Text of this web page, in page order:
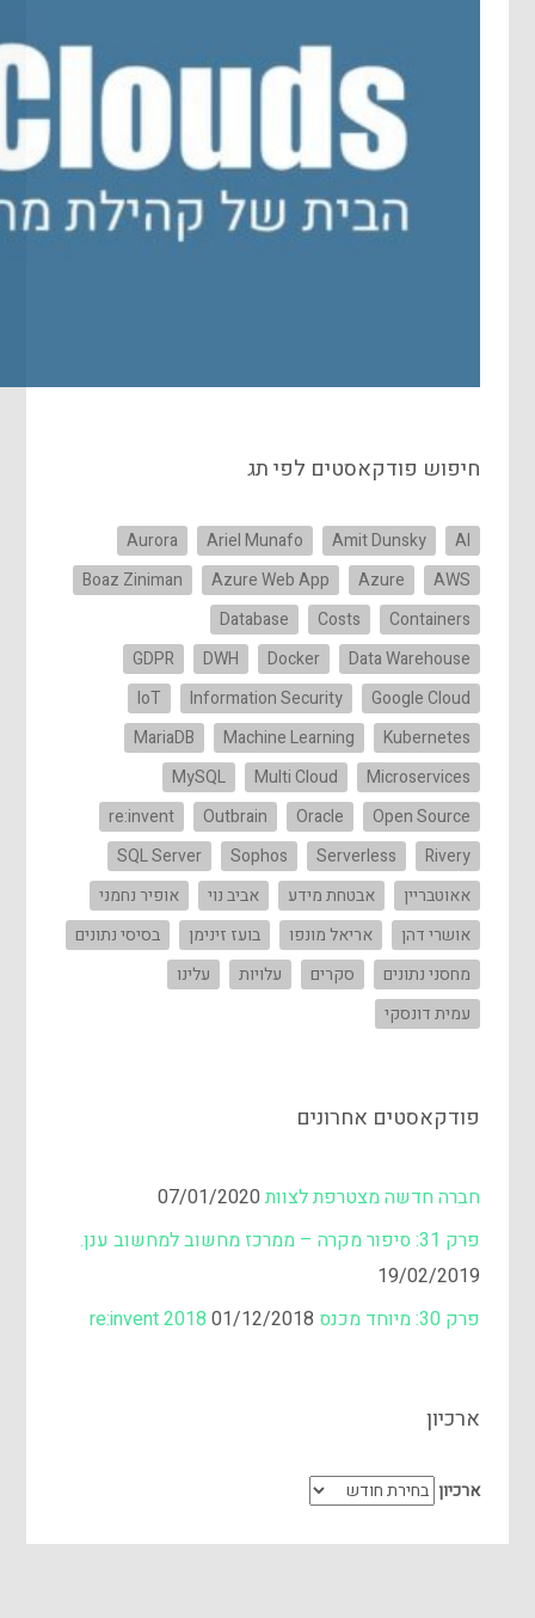
חיפוש פודקאסטים לפי תג
AI
Amit Dunsky
Ariel Munafo
Aurora
AWS
Azure
Azure Web App
Boaz Ziniman
Containers
Costs
Database
Data Warehouse
Docker
DWH
GDPR
Google Cloud
Information Security
IoT
Kubernetes
Machine Learning
MariaDB
Microservices
Multi Cloud
MySQL
Open Source
Oracle
Outbrain
re:invent
Rivery
Serverless
Sophos
SQL Server
אאוטבריין
אבטחת מידע אביב נוי
אופיר נחמני
אושרי דהן
אריאל מונפו בועז זינימן
בסיסי נתונים
מחסני נתונים
סקרים עלויות
עלינו
עמית דונסקי
פודקאסטים אחרונים
חברה חדשה מצטרפת לצוות07/01/2020
פרק 31: סיפור מקרה – ממרכז מחשוב למחשוב ענן.
19/02/2019
פרק 30: מיוחד מכנס re:invent 2018
01/12/2018
ארכיון
ארכיון